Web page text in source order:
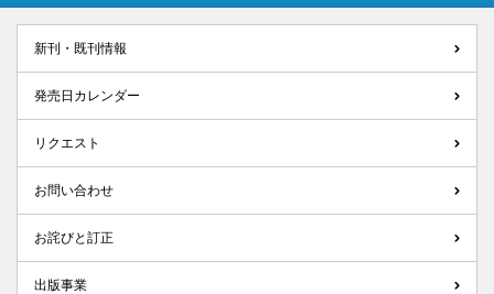
新刊・既刊情報
発売日カレンダー
リクエスト
お問い合わせ
お詫びと訂正
出版事業